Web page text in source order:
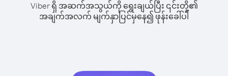
Viber ရှိ အဆက်အသွယ်ကို ရွေးချယ်ပြီး ၎င်းတို့၏
အချက်အလက် မျက်နှာပြင်မှနေ၍ ဖုန်းခေါ်ပါ